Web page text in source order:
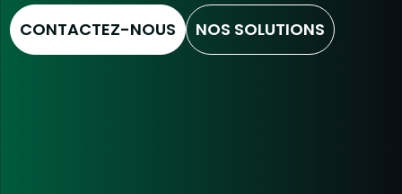
CONTACTEZ-NOUS NOS SOLUTIONS